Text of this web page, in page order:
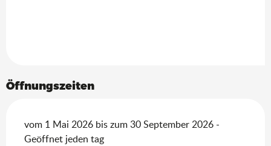
Öffnungszeiten
vom 1 Mai 2026 bis zum 30 September 2026 -
Geöffnet jeden tag